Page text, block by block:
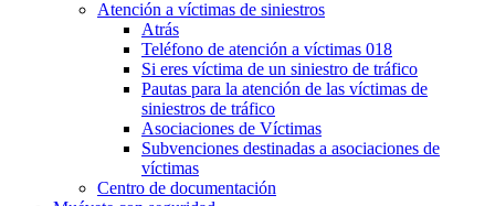
Atención a víctimas de siniestros
Atrás
Teléfono de atención a víctimas 018
Si eres víctima de un siniestro de tráfico
Pautas para la atención de las víctimas de
siniestros de tráfico
Asociaciones de Víctimas
Subvenciones destinadas a asociaciones de
víctimas
Centro de documentación